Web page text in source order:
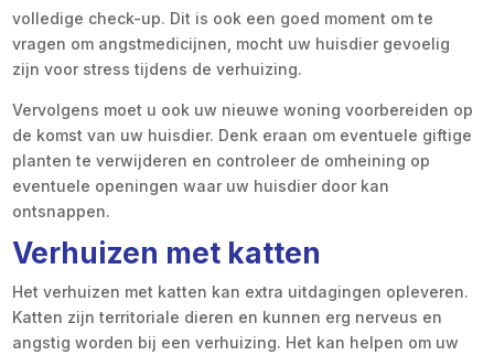
volledige check-up. Dit is ook een goed moment om te
vragen om angstmedicijnen, mocht uw huisdier gevoelig
zijn voor stress tijdens de verhuizing.
Vervolgens moet u ook uw nieuwe woning voorbereiden op
de komst van uw huisdier. Denk eraan om eventuele giftige
planten te verwijderen en controleer de omheining op
eventuele openingen waar uw huisdier door kan
ontsnappen.
Verhuizen met katten
Het verhuizen met katten kan extra uitdagingen opleveren.
Katten zijn territoriale dieren en kunnen erg nerveus en
angstig worden bij een verhuizing. Het kan helpen om uw